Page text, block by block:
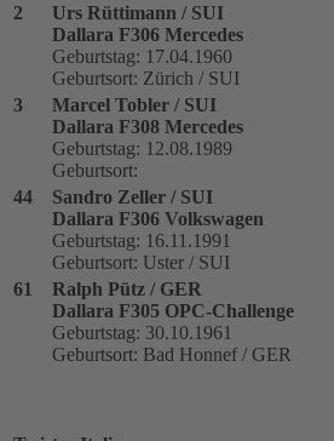
2
Urs Rüttimann / SUI
Dallara F306 Mercedes
Geburtstag: 17.04.1960
Geburtsort: Zürich / SUI
3
Marcel Tobler / SUI
Dallara F308 Mercedes
Geburtstag: 12.08.1989
Geburtsort:
44
Sandro Zeller / SUI
Dallara F306 Volkswagen
Geburtstag: 16.11.1991
Geburtsort: Uster / SUI
61
Ralph Pütz / GER
Dallara F305 OPC-Challenge
Geburtstag: 30.10.1961
Geburtsort: Bad Honnef / GER